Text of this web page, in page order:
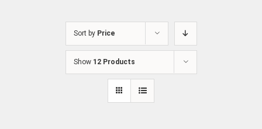
Sort by Price
Show 12 Products